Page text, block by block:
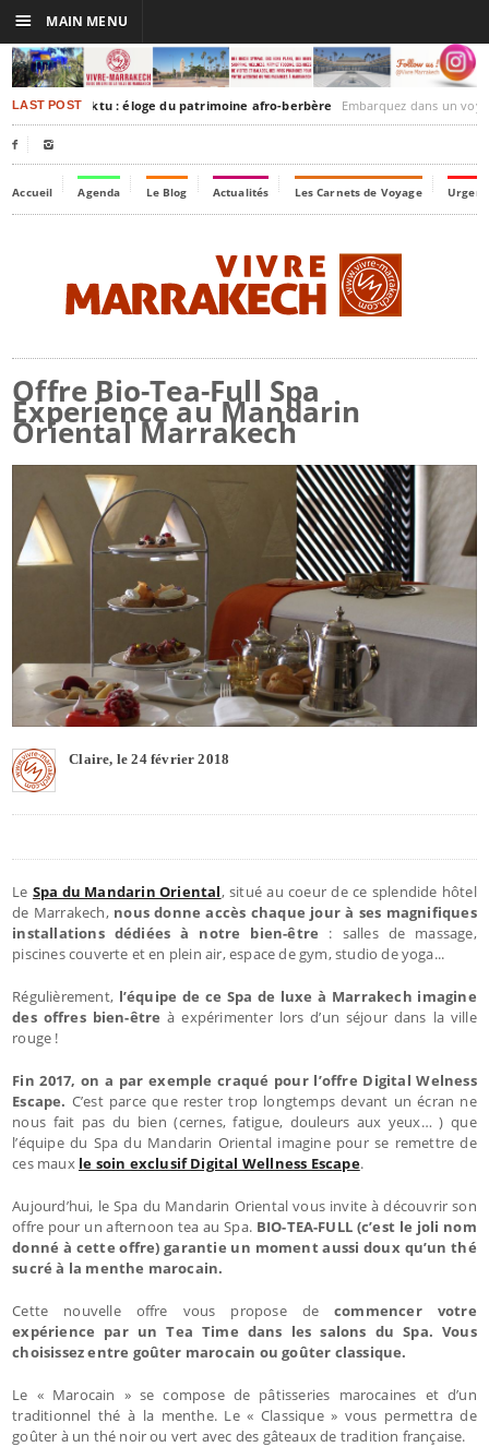
LAST POSTTimbuktu : éloge du patrimoine afro-berbère Embarquez dans un voyage culturel dans le
 
Accueil Agenda Le Blog Actualités Les Carnets de Voyage
Offre Bio-Tea-Full Spa
Experience au Mandarin
Oriental Marrakech
Claire, le 24 février 2018
Le Spa du Mandarin Oriental, situé au coeur de ce splendide hôtel
de Marrakech, nous donne accès chaque jour à ses magnifiques
installations dédiées à notre bien-être : salles de massage,
piscines couverte et en plein air, espace de gym, studio de yoga...
Régulièrement, l’équipe de ce Spa de luxe à Marrakech imagine
des offres bien-êtreà expérimenter lors d’un séjour dans la ville
rouge !
Fin 2017, on a par exemple craqué pour l’offre Digital Welness
Escape. C’est parce que rester trop longtemps devant un écran ne
nous fait pas du bien (cernes, fatigue, douleurs aux yeux… ) que
l’équipe du Spa du Mandarin Oriental imagine pour se remettre de
ces maux le soin exclusif Digital Wellness Escape.
Aujourd’hui, le Spa du Mandarin Oriental vous invite à découvrir son
offre pour un afternoon tea au Spa. BIO-TEA-FULL (c’est le joli nom
donné à cette offre) garantie un moment aussi doux qu’un thé
sucré à la menthe marocain.
Cette nouvelle offre vous propose decommencer votre
expérience par un Tea Time dans les salons du Spa. Vous
choisissez entre goûter marocain ou goûter classique.
Le « Marocain » se compose de pâtisseries marocaines et d’un
traditionnel thé à la menthe. Le « Classique » vous permettra de
goûter à un thé noir ou vert avec des gâteaux de tradition française.
☰ MAIN MENU